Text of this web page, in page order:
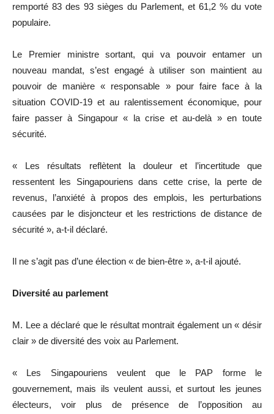
remporté 83 des 93 sièges du Parlement, et 61,2 % du vote
populaire.
Le Premier ministresortant, qui va pouvoir entamer un
nouveau mandat, s’est engagé à utiliser son maintient au
pouvoir de manière « responsable » pour faire face à la
situation COVID-19 et au ralentissement économique, pour
faire passer à Singapour « la crise et au-delà » en toute
sécurité.
« Les résultats reflètent la douleur et l’incertitude que
ressentent les Singapouriens dans cette crise, la perte de
revenus, l’anxiété à propos des emplois, les perturbations
causées par le disjoncteur et les restrictions de distance de
sécurité », a-t-il déclaré.
Il ne s’agit pas d’une élection « de bien-être », a-t-il ajouté.
Diversité au parlement
M. Leea déclaré que le résultat montrait également un « désir
clair » de diversité des voix au Parlement.
« Les Singapouriens veulent que le PAP forme le
gouvernement, mais ils veulent aussi, et surtout les jeunes
électeurs, voir plus de présence de l’opposition au